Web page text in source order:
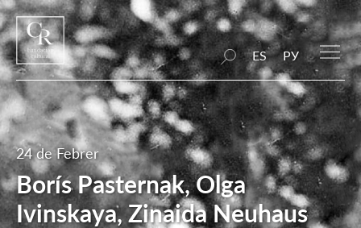
ES РУ
24 de Febrer
Borís Pasternak, Olga
Ivinskaya, Zinaida Neuhaus